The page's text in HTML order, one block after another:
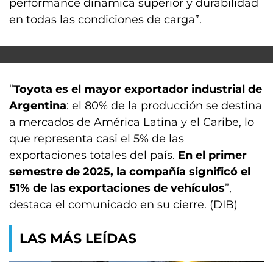
performance dinámica superior y durabilidad
en todas las condiciones de carga”.
“Toyota es el mayor exportador industrial de
Argentina: el 80% de la producción se destina
a mercados de América Latina y el Caribe, lo
que representa casi el 5% de las
exportaciones totales del país. En el primer
semestre de 2025, la compañía significó el
51% de las exportaciones de vehículos”,
destaca el comunicado en su cierre. (DIB)
LAS MÁS LEÍDAS